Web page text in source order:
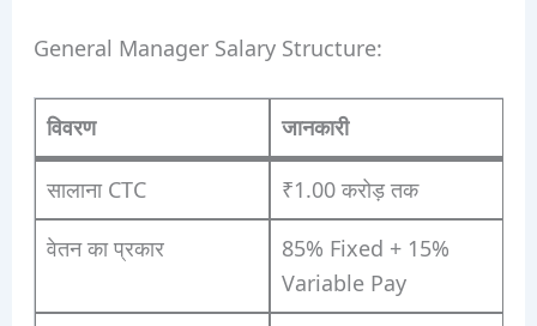
General Manager Salary Structure:
विवरण जानकारी
सालाना CTC ₹1.00 करोड़ तक
वेतन का प्रकार
85% Fixed + 15%
Variable Pay